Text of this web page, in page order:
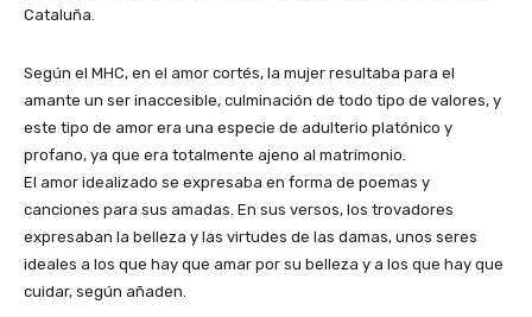
Cataluña.
Según el MHC, en el amor cortés, la mujer resultaba para el
amante un ser inaccesible, culminación de todo tipo de valores, y
este tipo de amor era una especie de adulterio platónico y
profano, ya que era totalmente ajeno al matrimonio.
El amor idealizado se expresaba en forma de poemas y
canciones para sus amadas. En sus versos, los trovadores
expresaban la belleza y las virtudes de las damas, unos seres
ideales a los que hay que amar por su belleza y a los que hay que
cuidar, según añaden.